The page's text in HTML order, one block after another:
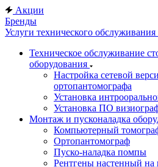
Акции
Бренды
Услуги технического
Техническое обслуживание
оборудования
Настройка сетевой
ортопантомографа
Установка
Установка ПО
Монтаж и пусконаладка
Компьютерный
Ортопантомограф
Пуско-наладка помпы
Рентгены настенный на